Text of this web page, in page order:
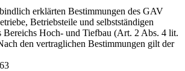
erklärten Bestimmungen des GAV
Betriebsteile und selbstständigen
Bereichs Hoch- und Tiefbau (Art. 2 Abs. 4 lit.
den vertraglichen Bestimmungen gilt der